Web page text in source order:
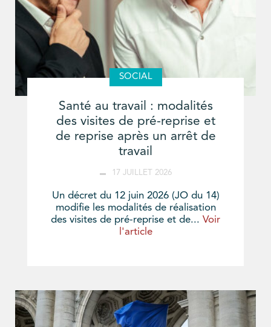
SOCIAL
Santé au travail : modalités
des visites de pré-reprise et
de reprise après un arrêt de
travail
17 JUILLET 2026
Un décret du 12 juin 2026 (JO du 14)
modifie les modalités de réalisation
des visites de pré-reprise et de... Voir
l'article